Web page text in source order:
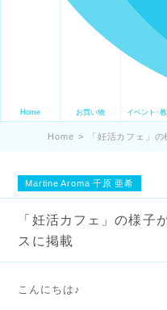
Home お買い物 イベント･
Home > 「妊活カフェ」
Martine Aroma 千原 亜希
「妊活カフェ」の様子
スに掲載
こんにちは♪